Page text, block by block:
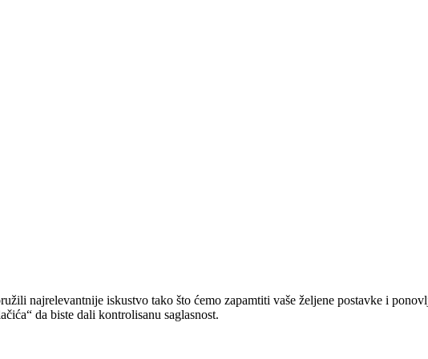
najrelevantnije iskustvo tako što ćemo zapamtiti vaše željene postavke i
da biste dali kontrolisanu saglasnost.